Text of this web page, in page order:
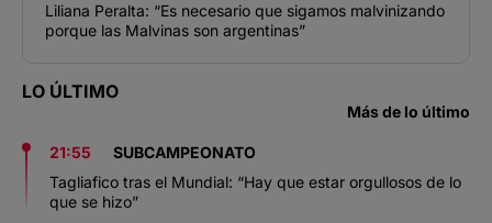
Liliana Peralta: “Es necesario que sigamos malvinizando
porque las Malvinas son argentinas”
LO ÚLTIMO
Más de lo último
21:55
SUBCAMPEONATO
Tagliafico tras el Mundial: “Hay que estar orgullosos de lo
que se hizo”